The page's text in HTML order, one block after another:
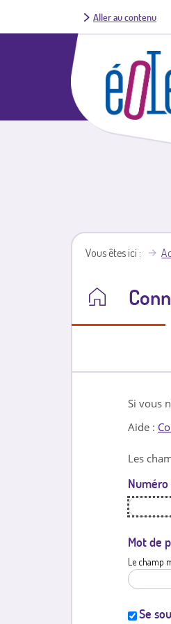
Aller au contenu
Vous êtes ici
Si vous
Aide :
Les
Mot de
Le champ
Se